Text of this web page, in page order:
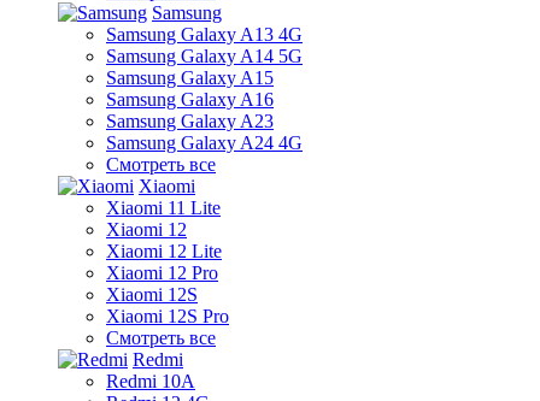
Samsung
Samsung Galaxy A13 4G
Samsung Galaxy A14 5G
Samsung Galaxy A15
Samsung Galaxy A16
Samsung Galaxy A23
Samsung Galaxy A24 4G
Смотреть все
Xiaomi
Xiaomi 11 Lite
Xiaomi 12
Xiaomi 12 Lite
Xiaomi 12 Pro
Xiaomi 12S
Xiaomi 12S Pro
Смотреть все
Redmi
Redmi 10A